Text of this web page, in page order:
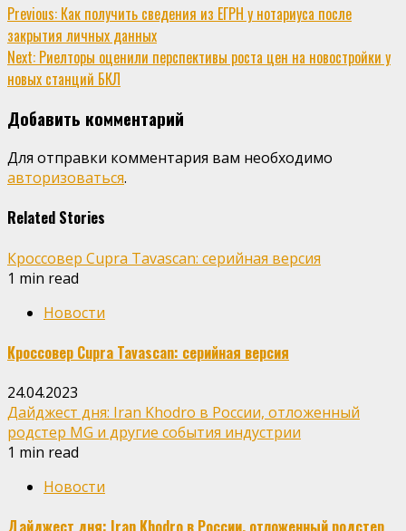
Continue
Reading
Previous: Как получить сведения из ЕГРН у нотариуса после
закрытия личных данных
Next: Риелторы оценили перспективы роста цен на новостройки у
новых станций БКЛ
Добавить комментарий
Для отправки комментария вам необходимо
авторизоваться.
Related Stories
Кроссовер Cupra Tavascan: серийная версия
1 min read
Новости
Кроссовер Cupra Tavascan: серийная версия
24.04.2023
Дайджест дня: Iran Khodro в России, отложенный
родстер MG и другие события индустрии
1 min read
Новости